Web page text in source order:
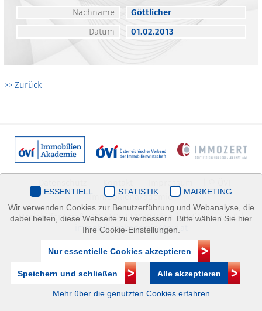
Nachname
Göttlicher
Datum
01.02.2013
>> Zurück
Immobilienakademie
Mariahilfer Straße 116/2.OG/2 1070 Wien | +43(1)505 32 50 |
immobilienakademie@ovi.at
ESSENTIELL STATISTIK
MARKETING
Wir verwenden Cookies zur Benutzerführung und Webanalyse, die
dabei helfen, diese Webseite zu verbessern. Bitte wählen Sie hier
Ihre Cookie-Einstellungen.
Nur essentielle Cookies akzeptieren
Speichern und schließen Alle akzeptieren
Mehr über die genutzten Cookies erfahren